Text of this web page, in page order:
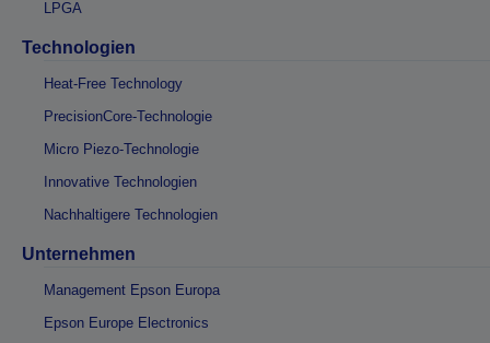
LPGA
Technologien
Heat-Free Technology
PrecisionCore-Technologie
Micro Piezo-Technologie
Innovative Technologien
Nachhaltigere Technologien
Unternehmen
Management Epson Europa
Epson Europe Electronics